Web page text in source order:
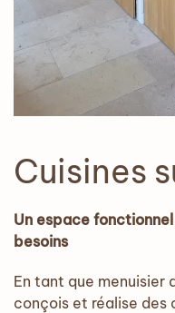
Cuisines
Un espace
besoins
En tant que menuisier
conçois et réalise des